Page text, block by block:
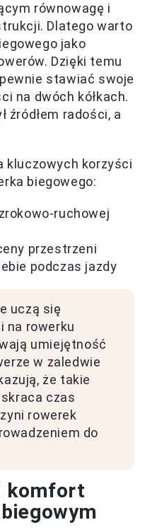
równowagę i
Dlatego warto
jako
Dzięki temu
stawiać swoje
na dwóch kółkach.
źródłem radości, a
kluczowych korzyści
biegowego:
ruchowej
przestrzeni
podczas jazdy
uczą się
na rowerku
umiejętność
w zaledwie
że takie
czas
rowerek
do
komfort